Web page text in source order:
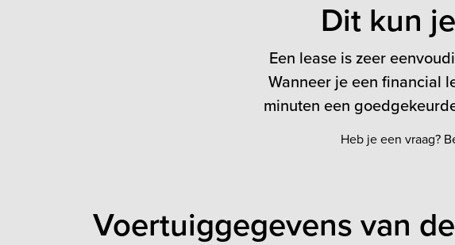
Dit kun
Een lease is zeer
Wanneer je een financial
minuten een
Heb je een vraag?
Voertuiggegevens van